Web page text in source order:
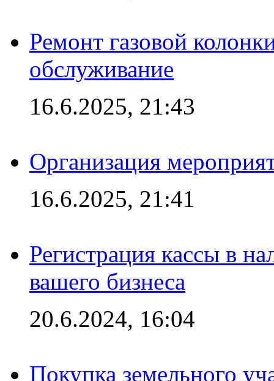
Ремонт газовой
обслуживание
16.6.2025, 21:43
Организация
16.6.2025, 21:41
Регистрация кассы в
вашего бизнеса
20.6.2024, 16:04
Покупка земельного